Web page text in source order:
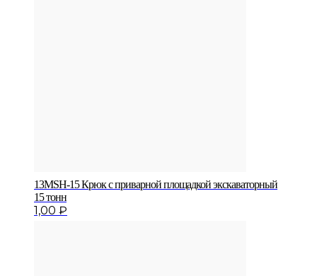
13MSH-15 Крюк с приварной площадкой экскаваторный
15 тонн
1,00 ₽